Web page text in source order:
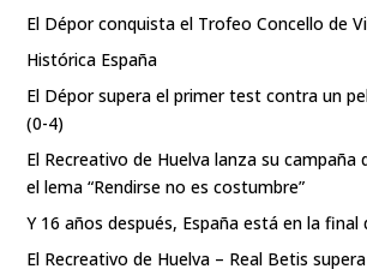
El Dépor conquista el Trofeo Concello de
Histórica España
El Dépor supera el primer test contra un
(0-4)
El Recreativo de Huelva lanza su campaña
el lema “Rendirse no es costumbre”
Y 16 años después, España está en la final
El Recreativo de Huelva – Real Betis